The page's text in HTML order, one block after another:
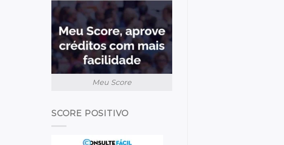
Meu Score
SCORE POSITIVO